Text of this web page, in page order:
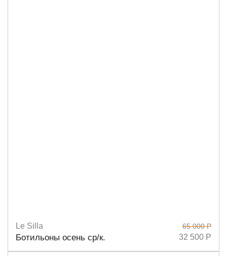
Размеры
Le Silla
Ботильоны осень ср/к.
65 000 Р
32 500 Р